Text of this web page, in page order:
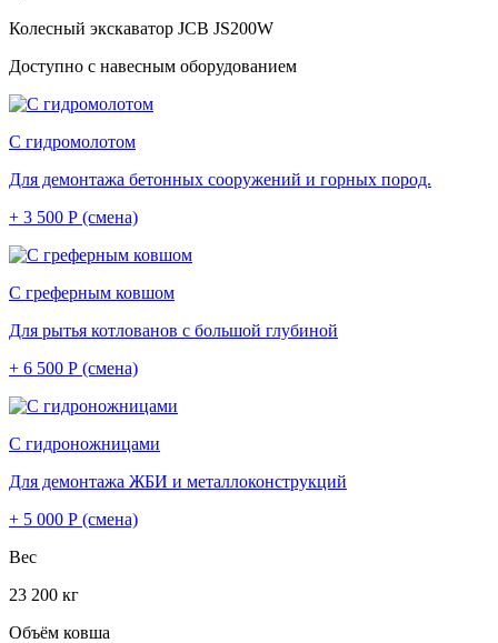
Колесный экскаватор JCB JS200W
Доступно с навесным оборудованием
С гидромолотом
Для демонтажа бетонных сооружений и горных пород.
+ 3 500 Р (смена)
С греферным ковшом
Для рытья котлованов с большой глубиной
+ 6 500 Р (смена)
С гидроножницами
Для демонтажа ЖБИ и металлоконструкций
+ 5 000 Р (смена)
Вес
23 200 кг
Объём ковша